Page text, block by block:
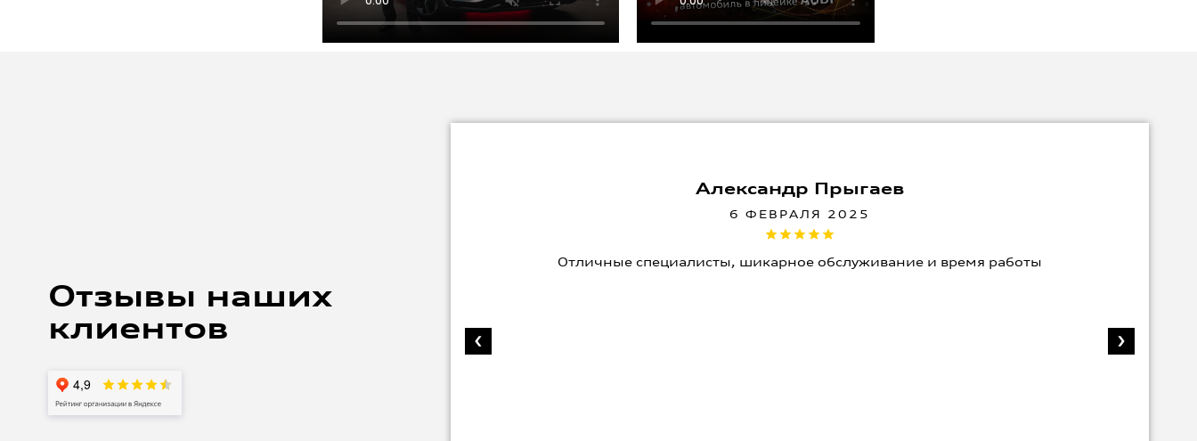
Отзывы наших
клиентов
предупредил, что хочу наблюдать за работой.
пригласили в зону к автомобилю, выдали
рассказывали, что именно делают. Отмечу
обращение с автомобилем. Делали все
был не быстрый около 3-4 часов (ждали
итогу работой доволен. Отмечу чистоту и
максимально клиентоориентированные
Александр Прыгаев
6 ФЕВРАЛЯ 2025
Отличные специалисты, шикарное обслуживание и время работы